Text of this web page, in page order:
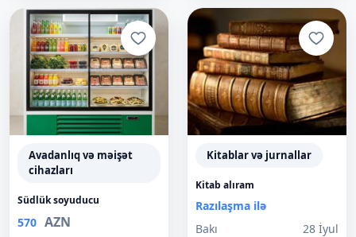
Avadanlıq və məişət
cihazları
Südlük soyuducu
570 AZN
Kitablar və jurnallar
Kitab alıram
Razılaşma ilə
Bakı
28 İyul